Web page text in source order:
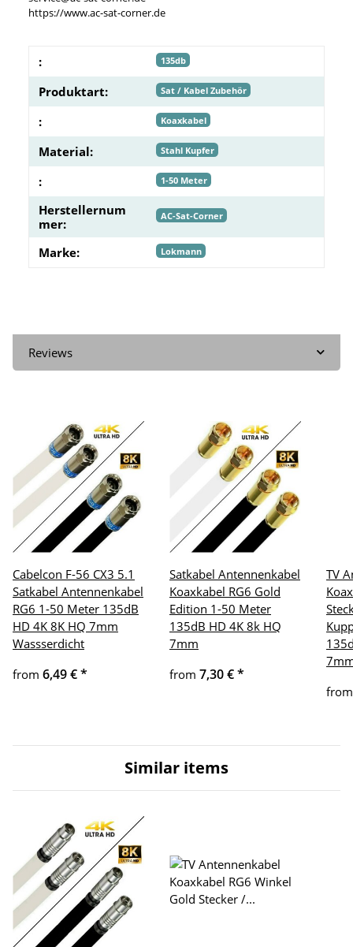
https://www.ac-sat-corner.de
: 135db
Produktart: Sat / Kabel Zubehör
: Koaxkabel
Material: Stahl Kupfer
: 1-50 Meter
Herstellernum
mer:
AC-Sat-Corner
Marke: Lokmann
Reviews
Cabelcon F-56 CX3 5.1
Satkabel Antennenkabel
RG6 1-50 Meter 135dB
HD 4K 8K HQ 7mm
Wassserdicht
from 6,49 €*
Satkabel Antennenkabel
Koaxkabel RG6 Gold
Edition 1-50 Meter
135dB HD 4K 8k HQ
7mm
from 7,30 €*
TV
Similar items